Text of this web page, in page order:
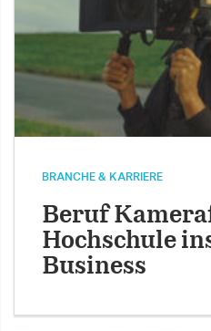
BRANCHE & KARRIERE
Beruf
Hochschule
Business